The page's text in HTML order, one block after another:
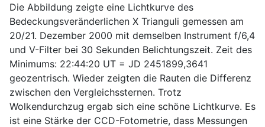
Die Abbildung zeigte eine Lichtkurve des
Bedeckungsveränderlichen X Trianguli gemessen am
20/21. Dezember 2000 mit demselben Instrument f/6,4
und V-Filter bei 30 Sekunden Belichtungszeit. Zeit des
Minimums: 22:44:20 UT = JD 2451899,3641
geozentrisch. Wieder zeigten die Rauten die Differenz
zwischen den Vergleichssternen. Trotz
Wolkendurchzug ergab sich eine schöne Lichtkurve. Es
ist eine Stärke der CCD-Fotometrie, dass Messungen